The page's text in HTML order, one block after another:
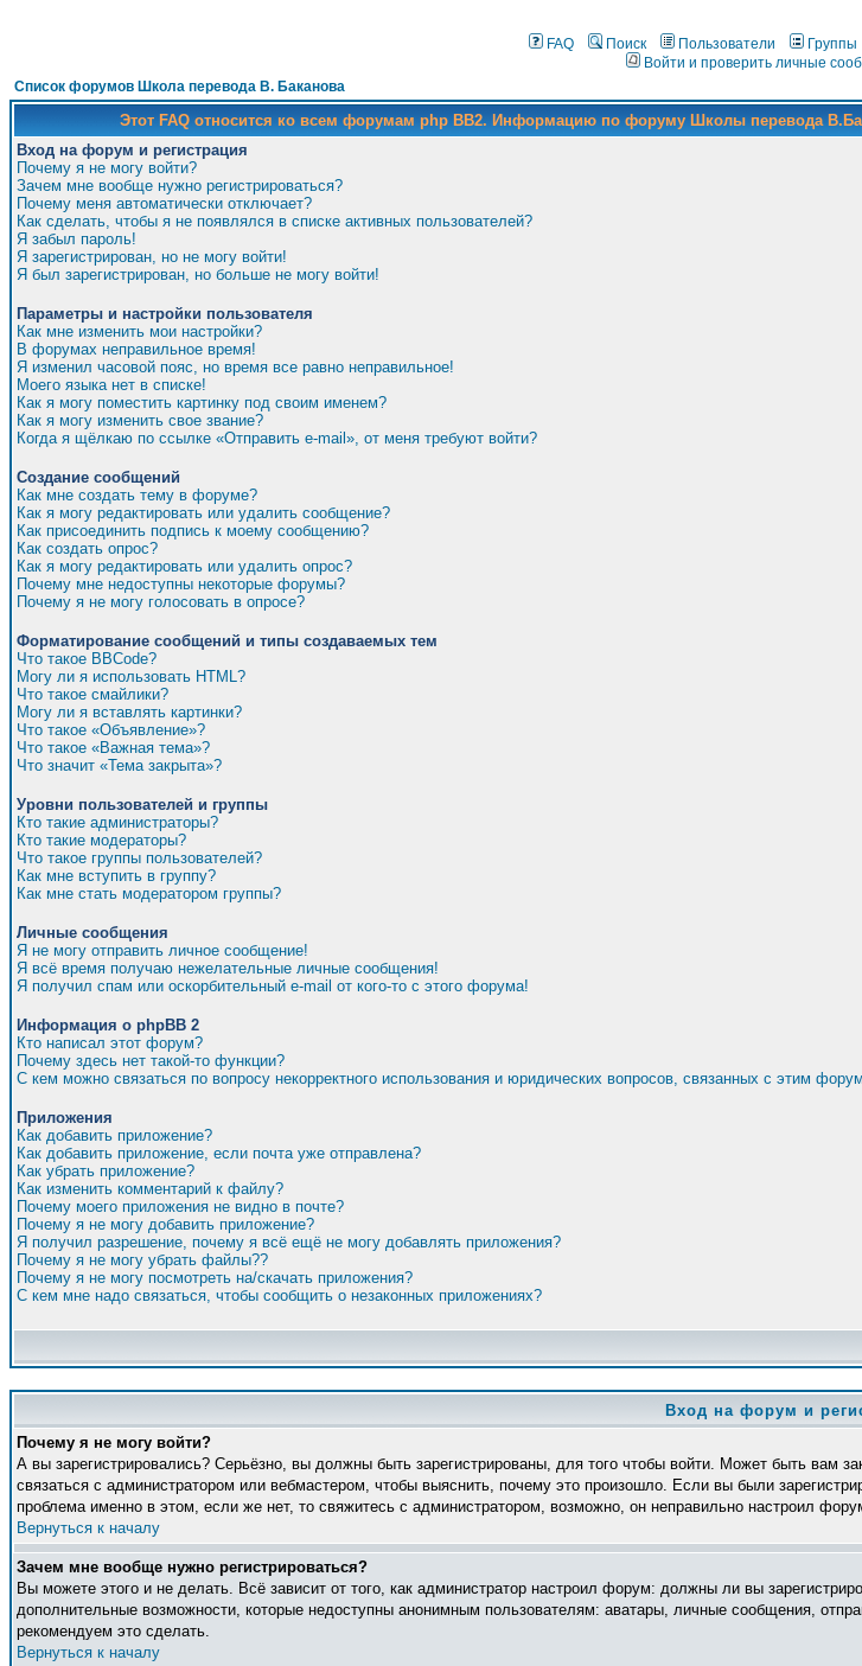
FAQ Поиск Пользователи Группы
Войти и проверить личные
Список форумов Школа перевода В. Баканова
Этот FAQ относится ко всем форумам php BB2. Информацию по форуму Школы перевода
Вход на форум и регистрация
Почему я не могу войти?
Зачем мне вообще нужно регистрироваться?
Почему меня автоматически отключает?
Как сделать, чтобы я не появлялся в списке активных пользователей?
Я забыл пароль!
Я зарегистрирован, но не могу войти!
Я был зарегистрирован, но больше не могу войти!
Параметры и настройки пользователя
Как мне изменить мои настройки?
В форумах неправильное время!
Я изменил часовой пояс, но время все равно неправильное!
Моего языка нет в списке!
Как я могу поместить картинку под своим именем?
Как я могу изменить свое звание?
Когда я щёлкаю по ссылке «Отправить e-mail», от меня требуют войти?
Создание сообщений
Как мне создать тему в форуме?
Как я могу редактировать или удалить сообщение?
Как присоединить подпись к моему сообщению?
Как создать опрос?
Как я могу редактировать или удалить опрос?
Почему мне недоступны некоторые форумы?
Почему я не могу голосовать в опросе?
Форматирование сообщений и типы создаваемых тем
Что такое BBCode?
Могу ли я использовать HTML?
Что такое смайлики?
Могу ли я вставлять картинки?
Что такое «Объявление»?
Что такое «Важная тема»?
Что значит «Тема закрыта»?
Уровни пользователей и группы
Кто такие администраторы?
Кто такие модераторы?
Что такое группы пользователей?
Как мне вступить в группу?
Как мне стать модератором группы?
Личные сообщения
Я не могу отправить личное сообщение!
Я всё время получаю нежелательные личные сообщения!
Я получил спам или оскорбительный e-mail от кого-то с этого форума!
Информация о phpBB 2
Кто написал этот форум?
Почему здесь нет такой-то функции?
С кем можно связаться по вопросу некорректного использования и юридических вопросов, связанных с этим
Приложения
Как добавить приложение?
Как добавить приложение, если почта уже отправлена?
Как убрать приложение?
Как изменить комментарий к файлу?
Почему моего приложения не видно в почте?
Почему я не могу добавить приложение?
Я получил разрешение, почему я всё ещё не могу добавлять приложения?
Почему я не могу убрать файлы??
Почему я не могу посмотреть на/скачать приложения?
С кем мне надо связаться, чтобы сообщить о незаконных приложениях?
Вход на форум и
Почему я не могу войти?
А вы зарегистрировались? Серьёзно, вы должны быть зарегистрированы, для того чтобы войти. Может быть вам
связаться с администратором или вебмастером, чтобы выяснить, почему это произошло. Если вы были
проблема именно в этом, если же нет, то свяжитесь с администратором, возможно, он неправильно настроил
Вернуться к началу
Зачем мне вообще нужно регистрироваться?
Вы можете этого и не делать. Всё зависит от того, как администратор настроил форум: должны ли вы
дополнительные возможности, которые недоступны анонимным пользователям: аватары, личные сообщения,
рекомендуем это сделать.
Вернуться к началу